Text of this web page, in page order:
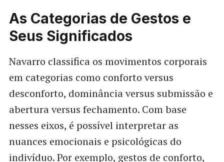
As Categorias de Gestos e
Seus Significados
Navarro classifica os movimentos corporais
em categorias como conforto versus
desconforto, dominância versus submissão e
abertura versus fechamento. Com base
nesses eixos, é possível interpretar as
nuances emocionais e psicológicas do
indivíduo. Por exemplo, gestos de conforto,